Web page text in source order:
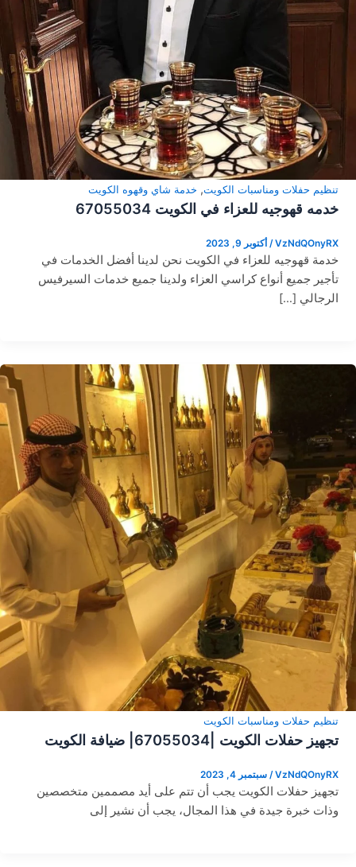
تنظيم حفلات ومناسبات الكويت, خدمة شاي وقهوه الكويت
خدمه قهوجيه للعزاء في الكويت 67055034
VzNdQOnyRX
/ أكتوبر 9, 2023
خدمة قهوجيه للعزاء في الكويت نحن لدينا أفضل الخدمات في
تأجير جميع أنواع كراسي العزاء ولدينا جميع خدمات السيرفيس
الرجالي […]
تنظيم حفلات ومناسبات الكويت
تجهيز حفلات الكويت |67055034| ضيافة الكويت
VzNdQOnyRX
/ سبتمبر 4, 2023
تجهيز حفلات الكويت يجب أن تتم على أيد مصممين متخصصين
وذات خبرة جيدة في هذا المجال، يجب أن نشير إلى